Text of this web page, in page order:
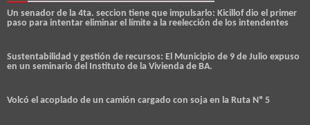
Un senador de la 4ta. seccion tiene que impulsarlo: Kicillof dio el primer
paso para intentar eliminar el límite a la reelección de los intendentes
Sustentabilidad y gestión de recursos: El Municipio de 9 de Julio expuso
en un seminario del Instituto de la Vivienda de BA.
Volcó el acoplado de un camión cargado con soja en la Ruta Nº 5